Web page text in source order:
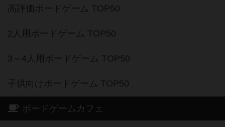
高評価ボードゲーム TOP50
2人用ボードゲーム TOP50
3～4人用ボードゲーム TOP50
子供向けボードゲーム TOP50
ボードゲームカフェ